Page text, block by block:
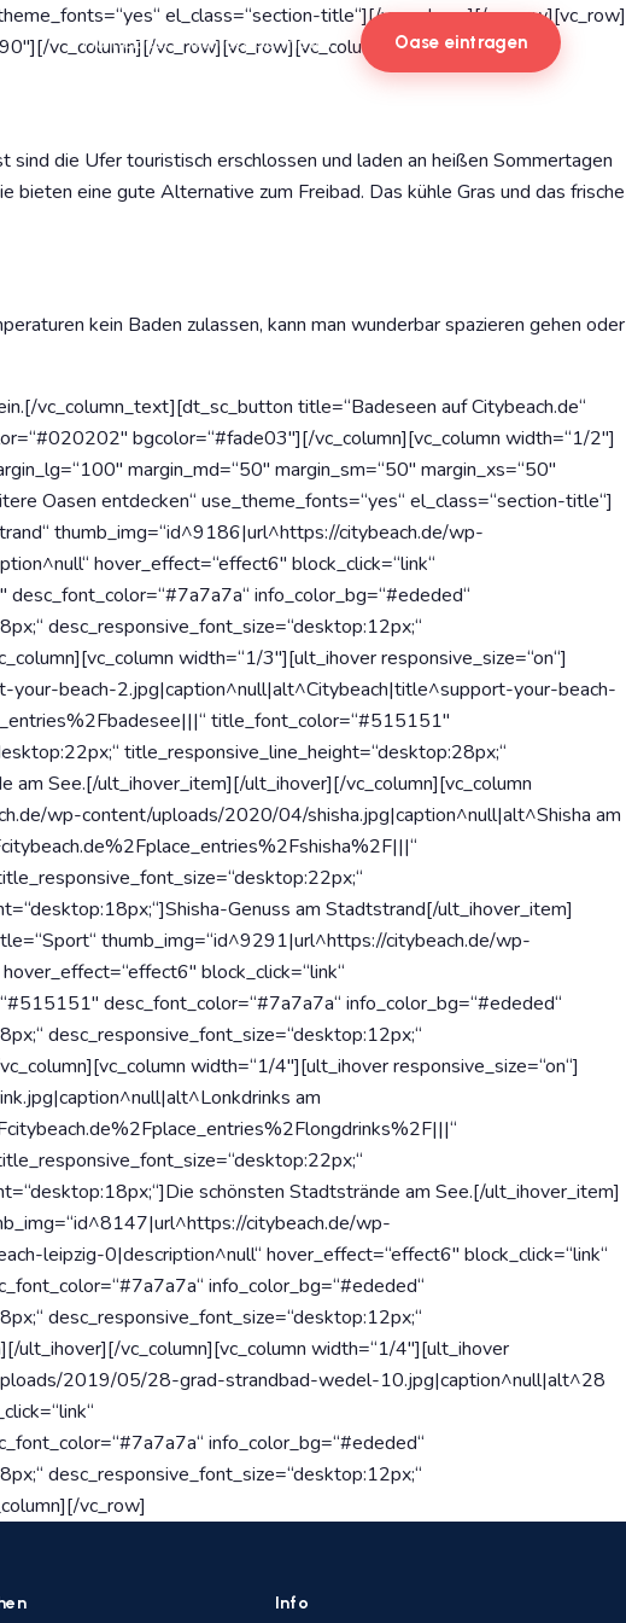
HomeBeach-KarteOasenNews Oase eintragen
el_class=“section-title“][/vc_column][/vc_row][vc_row]
vc_column][/vc_row][vc_row][vc_column width=“1/2″]
die Ufer touristisch erschlossen und laden an heißen Sommertagen
eine gute Alternative zum Freibad. Das kühle Gras und das frische
kein Baden zulassen, kann man wunderbar spazieren gehen oder
vc_column_text][dt_sc_button title=“Badeseen auf Citybeach.de“
bgcolor=“#fade03″][/vc_column][vc_column width=“1/2″]
margin_md=“50″ margin_sm=“50″ margin_xs=“50″
Oasen entdecken“ use_theme_fonts=“yes“ el_class=“section-title“]
thumb_img=“id^9186|url^https://citybeach.de/wp-
hover_effect=“effect6″ block_click=“link“
info_color_bg=“#ededed“
desc_responsive_font_size=“desktop:12px;“
width=“1/3″][ult_ihover responsive_size=“on“]
beach-2.jpg|caption^null|alt^Citybeach|title^support-your-beach-
title_font_color=“#515151″
title_responsive_line_height=“desktop:28px;“
am See.[/ult_ihover_item][/ult_ihover][/vc_column][vc_column
wp-content/uploads/2020/04/shisha.jpg|caption^null|alt^Shisha am
Genuss am Stadtstrand[/ult_ihover_item]
thumb_img=“id^9291|url^https://citybeach.de/wp-
block_click=“link“
desc_font_color=“#7a7a7a“ info_color_bg=“#ededed“
desc_responsive_font_size=“desktop:12px;“
width=“1/4″][ult_ihover responsive_size=“on“]
am
schönsten Stadtstrände am See.[/ult_ihover_item]
citybeach.de/wp-
leipzig-0|description^null“ hover_effect=“effect6″ block_click=“link“
info_color_bg=“#ededed“
desc_responsive_font_size=“desktop:12px;“
ult_ihover][/vc_column][vc_column width=“1/4″][ult_ihover
2019/05/28-grad-strandbad-wedel-10.jpg|caption^null|alt^28
info_color_bg=“#ededed“
desc_responsive_font_size=“desktop:12px;“
vc_row]
Info